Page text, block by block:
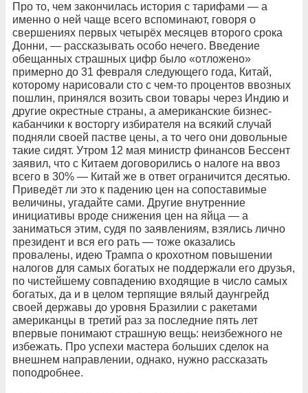
Про то, чем закончилась история с тарифами — а
именно о ней чаще всего вспоминают, говоря о
свершениях первых четырёх месяцев второго срока
Донни, — рассказывать особо нечего. Введение
обещанных страшных цифр было «отложено»
примерно до 31 февраля следующего года, Китай,
которому нарисовали сто с чем-то процентов ввозных
пошлин, принялся возить свои товары через Индию и
другие окрестные страны, а американские бизнес-
кабанчики к восторгу избирателя на всякий случай
подняли своей пастве цены, а то чего они довольные
такие сидят. Утром 12 мая министр финансов Бессент
заявил, что с Китаем договорились о налоге на ввоз
всего в 30% — Китай же в ответ ограничится десятью.
Приведёт ли это к падению цен на сопоставимые
величины, угадайте сами. Другие внутренние
инициативы вроде снижения цен на яйца — а
заниматься этим, судя по заявлениям, взялись лично
президент и вся его рать — тоже оказались
провалены, идею Трампа о крохотном повышении
налогов для самых богатых не поддержали его друзья,
по чистейшему совпадению входящие в число самых
богатых, да и в целом терпящие вялый даунгрейд
своей державы до уровня Бразилии с ракетами
американцы в третий раз за последние пять лет
впервые понимают страшную вещь: неизбежного не
избежать. Про успехи мастера больших сделок на
внешнем направлении, однако, нужно рассказать
поподробнее.